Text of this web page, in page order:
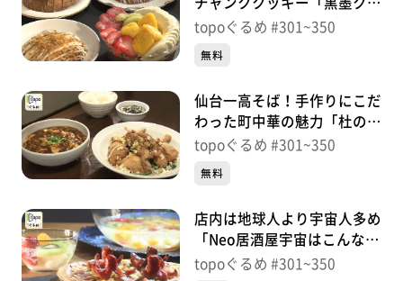
チャンククッキー「黒墨クッ
キークラブ」（青葉区霊屋
topoぐるめ #301~350
無料
仙台一高そば！手作りにこだ
わった町中華の魅力「杜の中
華屋 楽食」（若林区元茶
topoぐるめ #301~350
無料
店内は地球人より宇宙人多め
「Neo居酒屋宇宙はこんなに
広いのに」（青葉区小松島）
topoぐるめ #301~350